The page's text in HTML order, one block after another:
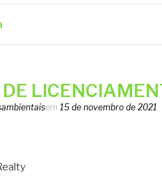
em 15 de novembro de 2021